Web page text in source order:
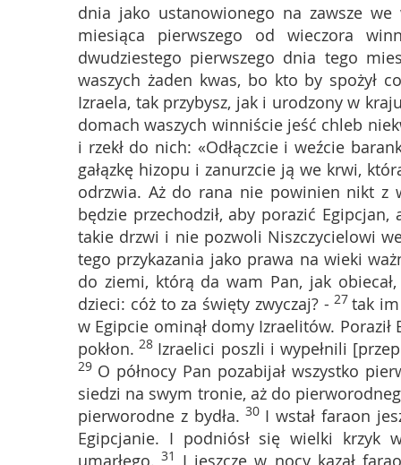
dnia jako ustanowionego na zawsze we
miesiąca pierwszego od wieczora
dwudziestego pierwszego dnia tego
waszych żaden kwas, bo kto by spożył
Izraela, tak przybysz, jak i urodzony w
domach waszych winniście jeść chleb
i rzekł do nich: «Odłączcie i weźcie
gałązkę hizopu i zanurzcie ją we krwi,
odrzwia. Aż do rana nie powinien nikt z
będzie przechodził, aby porazić
takie drzwi i nie pozwoli Niszczycielowi
tego przykazania jako prawa na wieki
do ziemi, którą da wam Pan, jak
dzieci: cóż to za święty zwyczaj? - 27tak
w Egipcie ominął domy Izraelitów. Poraził
pokłon. 28 Izraelici poszli i wypełnili
29 O północy Pan pozabijał wszystko
siedzi na swym tronie, aż do
pierworodne z bydła. 30 I wstał faraon
Egipcjanie. I podniósł się wielki krzyk
umarłego. 31 I jeszcze w nocy kazał